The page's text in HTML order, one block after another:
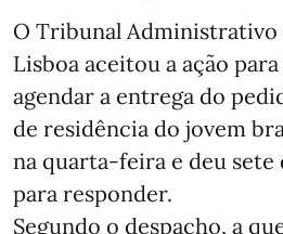
O Tribunal
Lisboa aceitou a ação
agendar a entrega do
de residência do jovem
na quarta-feira e deu sete
para responder.
Segundo o despacho, a